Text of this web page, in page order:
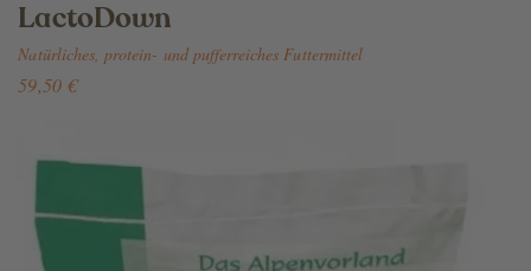
LactoDown
Natürliches, protein- und pufferreiches Futtermittel
59,50 €